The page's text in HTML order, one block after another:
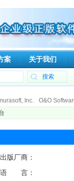
案 关于我们
Inc. O&O
Deep Software
Software
出版厂商：
语 言：